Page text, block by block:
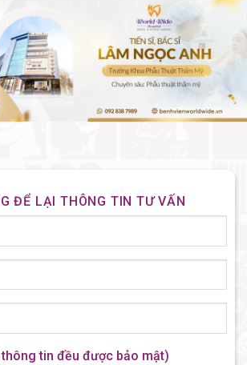
ĐỂ LẠI THÔNG TIN TƯ VẤN
tin đều được bảo mật)